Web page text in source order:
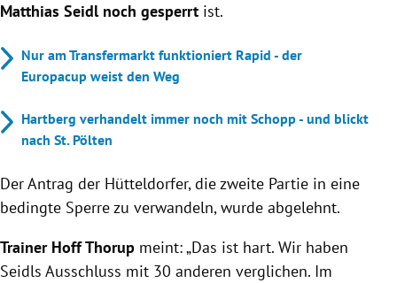
Matthias Seidl noch gesperrt ist.
Nur am Transfermarkt funktioniert Rapid - der
Europacup weist den Weg
Hartberg verhandelt immer noch mit Schopp - und blickt
nach St. Pölten
Der Antrag der Hütteldorfer, die zweite Partie in eine
bedingte Sperre zu verwandeln, wurde abgelehnt.
Trainer Hoff Thorup meint: „Das ist hart. Wir haben
Seidls Ausschluss mit 30 anderen verglichen. Im